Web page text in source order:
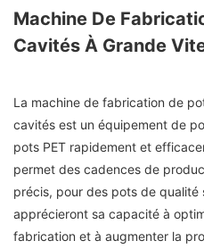
Machine De
Cavités À Grande
La machine de fabrication de
cavités est un équipement de
pots PET rapidement et
permet des cadences de
précis, pour des pots de qualité
apprécieront sa capacité à
fabrication et à augmenter la